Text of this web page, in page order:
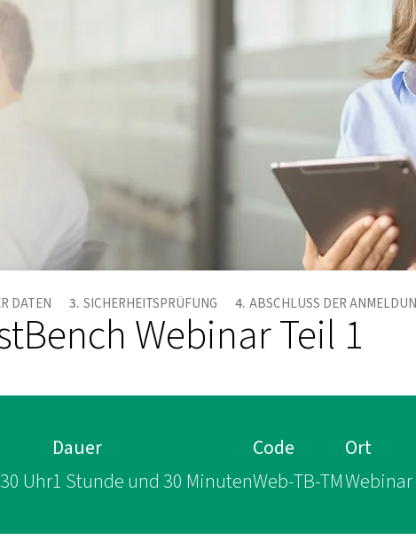
DATEN SICHERHEITSPRÜFUNG ABSCHLUSS DER
Webinar Teil 1
Uhr
Dauer
1 Stunde und 30 Minuten
Code
Web-TB-TM
Ort
Webinar